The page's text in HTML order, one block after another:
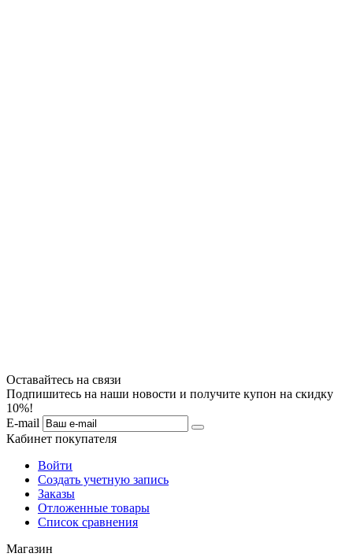
Оставайтесь на связи
Подпишитесь на наши новости и получите купон на скидку
10%!
E-mail
Кабинет покупателя
Войти
Создать учетную запись
Заказы
Отложенные товары
Список сравнения
Магазин